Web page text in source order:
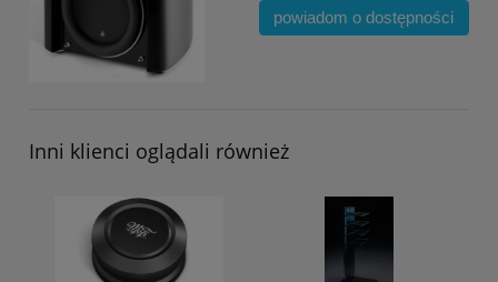
powiadom o dostępności
Inni klienci oglądali również